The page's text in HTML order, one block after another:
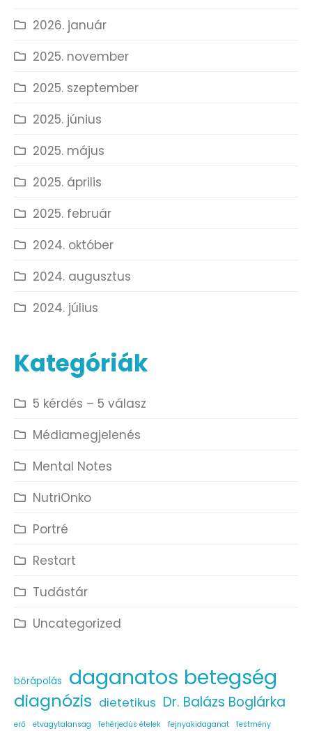
2026. január
2025. november
2025. szeptember
2025. június
2025. május
2025. április
2025. február
2024. október
2024. augusztus
2024. július
Kategóriák
5 kérdés – 5 válasz
Médiamegjelenés
Mental Notes
NutriOnko
Portré
Restart
Tudástár
Uncategorized
bőrápolás daganatos betegség
diagnózis dietetikus Dr. Balázs Boglárka
erő etvagytalansag fehérjedús ételek fejnyakidaganat festmény